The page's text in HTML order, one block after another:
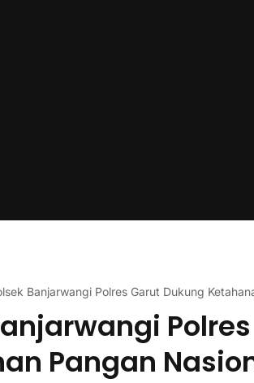
Banjarwangi Polres Garut Dukung
Pangan